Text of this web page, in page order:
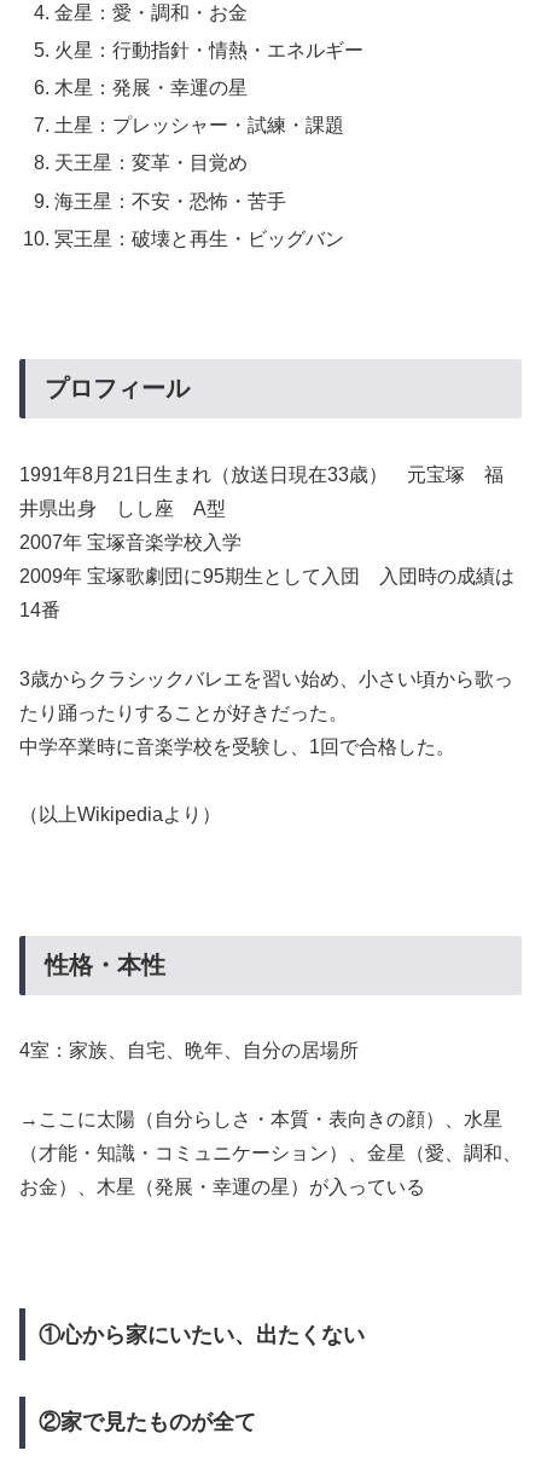
金星：愛・調和・お金
火星：行動指針・情熱・エネルギー
木星：発展・幸運の星
土星：プレッシャー・試練・課題
天王星：変革・目覚め
海王星：不安・恐怖・苦手
冥王星：破壊と再生・ビッグバン
プロフィール
1991年8月21日生まれ（放送日現在33歳） 元宝塚 福
井県出身 しし座 A型
2007年 宝塚音楽学校入学
2009年 宝塚歌劇団に95期生として入団 入団時の成績は
14番
3歳からクラシックバレエを習い始め、小さい頃から歌っ
たり踊ったりすることが好きだった。
中学卒業時に音楽学校を受験し、1回で合格した。
（以上Wikipediaより）
性格・本性
4室：家族、自宅、晩年、自分の居場所
→ここに太陽（自分らしさ・本質・表向きの顔）、水星
（才能・知識・コミュニケーション）、金星（愛、調和、
お金）、木星（発展・幸運の星）が入っている
①心から家にいたい、出たくない
②家で見たものが全て